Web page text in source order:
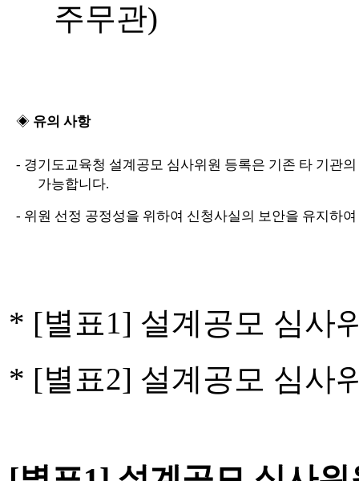
주무관)
◈ 유의 사항
- 경기도교육청 설계공모 심사위원 등록은 기존 타 기관
가능합니다.
- 위원 선정 공정성을 위하여 신청사실의 보안을 유지하
* [별표1] 설계공모 심사
* [별표2] 설계공모 심사